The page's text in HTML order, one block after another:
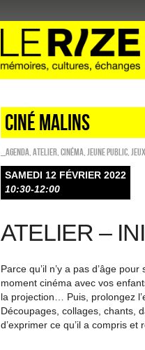
Ciné malins
_Agenda Atelier Cinéma Jeune public Jeux
SAMEDI 12 FÉVRIER 2022
10:30-12:00
ATELIER –
Parce qu’il n’y a pas d’âge
moment cinéma avec vos
la projection… Puis, prolongez
Découpages, collages, chants,
d’exprimer ce qu’il a compris et